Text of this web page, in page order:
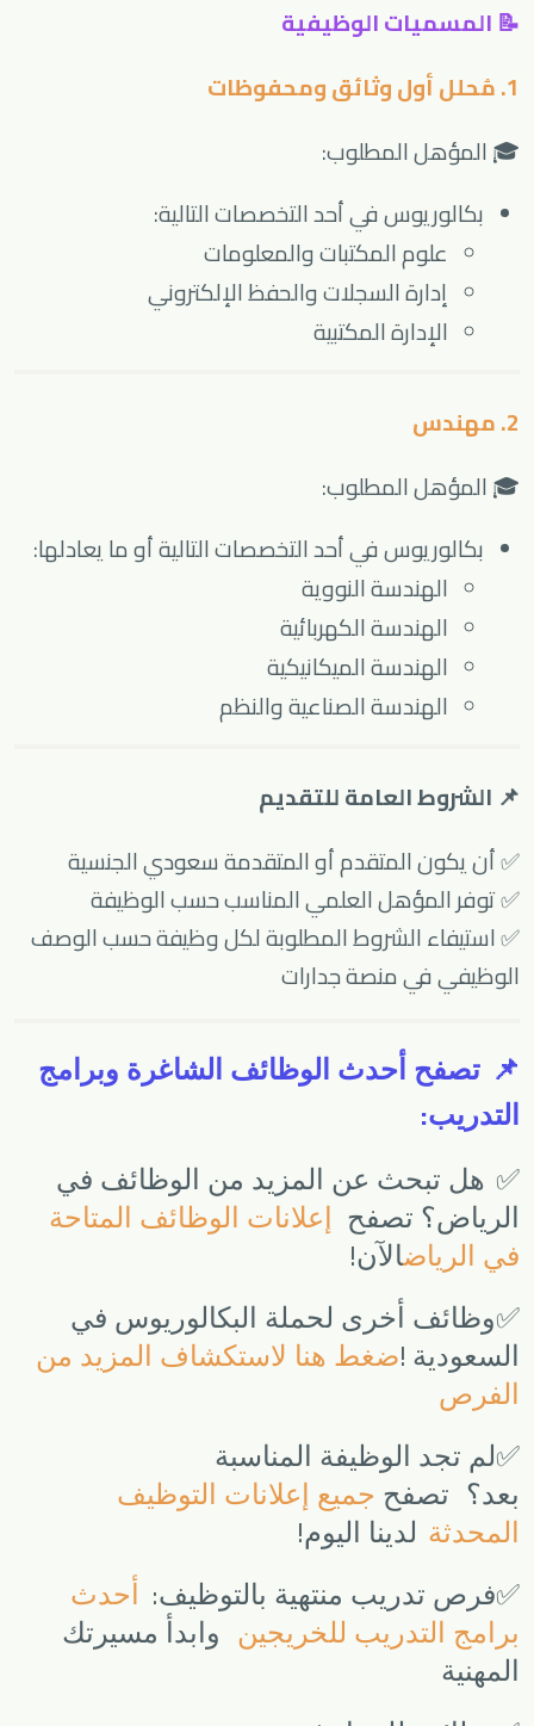
📝 المسميات الوظيفية
1. مُحلل أول وثائق ومحفوظات
🎓 المؤهل المطلوب:
بكالوريوس في أحد التخصصات التالية:
علوم المكتبات والمعلومات
إدارة السجلات والحفظ الإلكتروني
الإدارة المكتبية
2. مهندس
🎓 المؤهل المطلوب:
بكالوريوس في أحد التخصصات التالية أو ما يعادلها:
الهندسة النووية
الهندسة الكهربائية
الهندسة الميكانيكية
الهندسة الصناعية والنظم
📌 الشروط العامة للتقديم
✅ أن يكون المتقدم أو المتقدمة سعودي الجنسية
✅ توفر المؤهل العلمي المناسب حسب الوظيفة
✅ استيفاء الشروط المطلوبة لكل وظيفة حسب الوصف
الوظيفي في منصة جدارات
📌 تصفح أحدث الوظائف الشاغرة وبرامج
التدريب:
✅ هل تبحث عن المزيد من الوظائف في
الرياض؟ تصفح
إعلانات الوظائف المتاحة
في الرياضالآن!
✅وظائف أخرى لحملة البكالوريوس في
السعودية !ضغط هنا لاستكشاف المزيد من
الفرص
✅لم تجد الوظيفة المناسبة
بعد؟
تصفح جميع إعلانات التوظيف
المحدثة لدينا اليوم!
✅فرص تدريب منتهية بالتوظيف:
أحدث
برامج التدريب للخريجين
وابدأ مسيرتك
المهنية